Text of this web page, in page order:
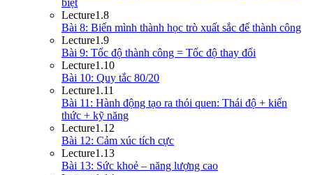
biệt
Lecture1.8
Bài 8: Biến mình thành học trò xuất sắc để thành công
Lecture1.9
Bài 9: Tốc độ thành công = Tốc độ thay đổi
Lecture1.10
Bài 10: Quy tắc 80/20
Lecture1.11
Bài 11: Hành động tạo ra thói quen: Thái độ + kiến
thức + kỹ năng
Lecture1.12
Bài 12: Cảm xúc tích cực
Lecture1.13
Bài 13: Sức khoẻ – năng lượng cao